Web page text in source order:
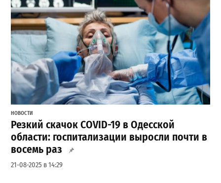
НОВОСТИ
Резкий скачок COVID-19 в Одесской
области: госпитализации выросли почти в
восемь раз
21-08-2025 в 14:29